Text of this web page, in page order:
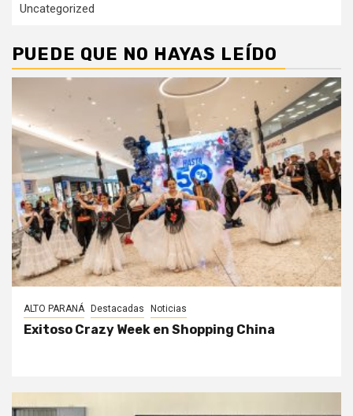
Uncategorized
PUEDE QUE NO HAYAS LEÍDO
ALTO PARANÁ Destacadas Noticias
Exitoso Crazy Week en Shopping China